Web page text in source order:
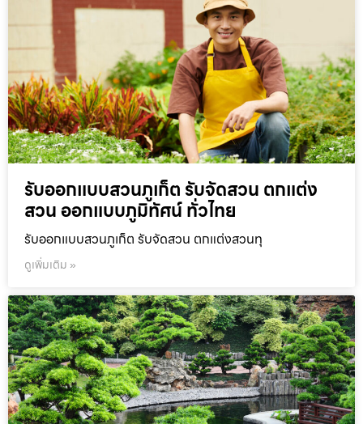
รับออกแบบสวนภูเก็ต รับจัดสวน ตกแต่ง
สวน ออกแบบภูมิทัศน์ ทั่วไทย
รับออกแบบสวนภูเก็ต รับจัดสวน ตกแต่งสวนทุ
ดูเพิ่มเติม »